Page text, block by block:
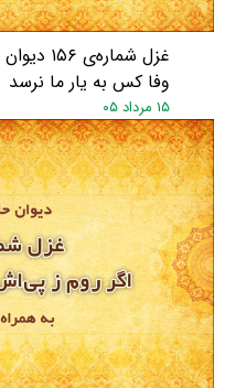
غزل
وفا کس به یار ما نرسد
۱۵ مرداد ۰۵